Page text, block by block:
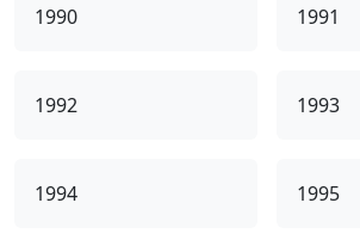
1990 1991
1992 1993
1994 1995